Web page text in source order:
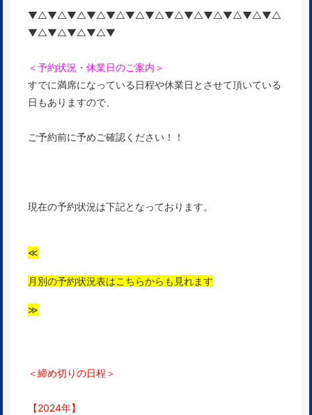
▼△▼△▼△▼△▼△▼△▼△▼△▼△▼△▼△▼△▼△
▼△▼△▼△▼△▼
＜予約状況・休業日のご案内＞
すでに満席になっている日程や休業日とさせて頂いている
日もありますので、
ご予約前に予めご確認ください！！
現在の予約状況は下記となっております。
≪
月別の予約状況表はこちらからも見れます
≫
＜締め切りの日程＞
【2024年】